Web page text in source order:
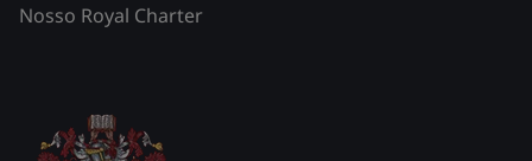
Nosso Royal Charter